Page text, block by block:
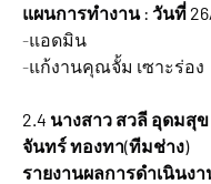
แผนการทำงาน : วันที่
-แอดมิน
-แก้งานคุณจั้ม เซาะร่อง
2.4 นางสาว สวลี อุดมสุ
จันทร์ ทองทา(ทีมช่าง)
รายงานผลการดำเนินงา